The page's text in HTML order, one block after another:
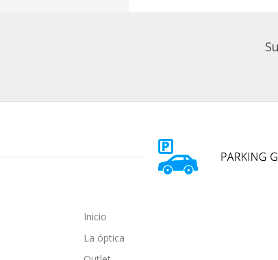
Inicio
La óptica